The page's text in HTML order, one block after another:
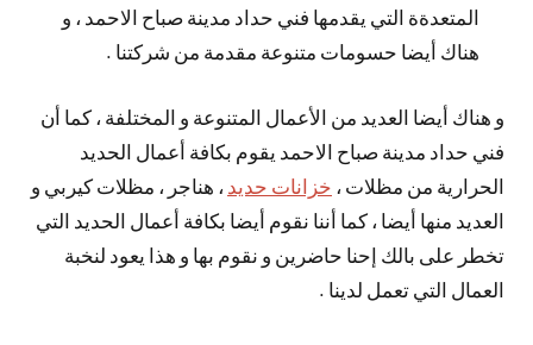
المتعدةة التي يقدمها فني حداد مدينة صباح الاحمد ، و
هناك أيضا حسومات متنوعة مقدمة من شركتنا .
و هناك أيضا العديد من الأعمال المتنوعة و المختلفة ، كما أن
فني حداد مدينة صباح الاحمد يقوم بكافة أعمال الحديد
الحرارية من مظلات ، خزانات حديد ، هناجر ، مظلات كيربي و
العديد منها أيضا ، كما أننا نقوم أيضا بكافة أعمال الحديد التي
تخطر على بالك إحنا حاضرين و نقوم بها و هذا يعود لنخبة
العمال التي تعمل لدينا .